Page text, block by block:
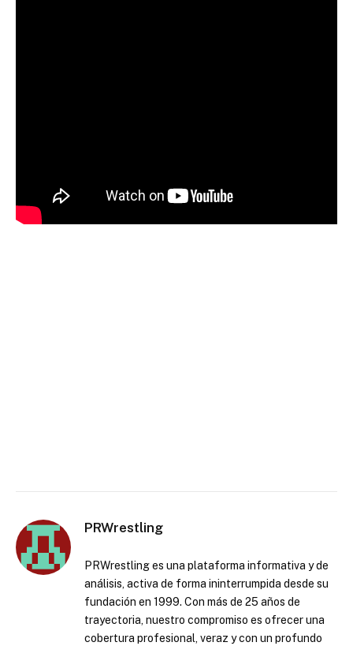
PRWrestling
PRWrestling es una plataforma informativa y de
análisis, activa de forma ininterrumpida desde su
fundación en 1999. Con más de 25 años de
trayectoria, nuestro compromiso es ofrecer una
cobertura profesional, veraz y con un profundo